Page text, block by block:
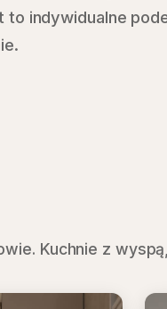
indywidualne
Kuchnie z